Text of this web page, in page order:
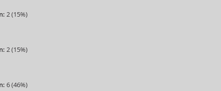
2(15%)
2(15%)
6(46%)